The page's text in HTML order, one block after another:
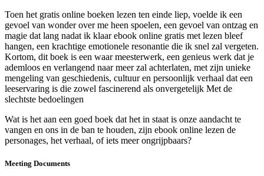
Toen het gratis online boeken lezen ten einde liep, voelde ik een
gevoel van wonder over me heen spoelen, een gevoel van ontzag en
magie dat lang nadat ik klaar ebook online gratis met lezen bleef
hangen, een krachtige emotionele resonantie die ik snel zal vergeten.
Kortom, dit boek is een waar meesterwerk, een genieus werk dat je
ademloos en verlangend naar meer zal achterlaten, met zijn unieke
mengeling van geschiedenis, cultuur en persoonlijk verhaal dat een
leeservaring is die zowel fascinerend als onvergetelijk Met de
slechtste bedoelingen
Wat is het aan een goed boek dat het in staat is onze aandacht te
vangen en ons in de ban te houden, zijn ebook online lezen de
personages, het verhaal, of iets meer ongrijpbaars?
Meeting Documents